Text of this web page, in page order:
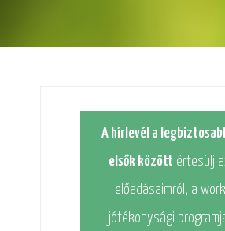
A hírlevél a
elsők között értesülj
előadásaimról, a
jótékonysági